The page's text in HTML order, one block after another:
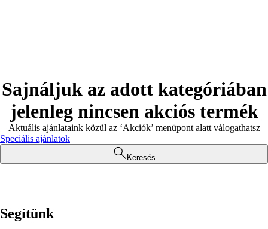
Sajnáljuk az adott kategóriában
jelenleg nincsen akciós termék
Aktuális ajánlataink közül az ‘Akciók’ menüpont alatt válogathatsz
Speciális ajánlatok
Keresés
Segítünk